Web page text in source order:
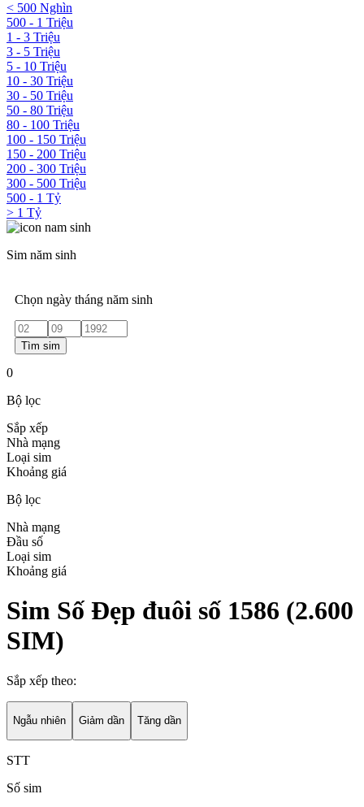
< 500 Nghìn
500 - 1 Triệu
1 - 3 Triệu
3 - 5 Triệu
5 - 10 Triệu
10 - 30 Triệu
30 - 50 Triệu
50 - 80 Triệu
80 - 100 Triệu
100 - 150 Triệu
150 - 200 Triệu
200 - 300 Triệu
300 - 500 Triệu
500 - 1 Tỷ
> 1 Tỷ
Sim năm sinh
Chọn ngày tháng năm sinh
Tìm sim
0
Bộ lọc
Sắp xếp
Nhà mạng
Loại sim
Khoảng giá
Bộ lọc
Nhà mạng
Đầu số
Loại sim
Khoảng giá
Sim Số Đẹp đuôi số 1586 (2.600
SIM)
Sắp xếp theo:
Ngẫu nhiên Giảm dần Tăng dần
STT
Số sim